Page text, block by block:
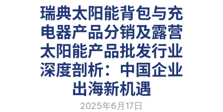
瑞典太阳能背包与充
电器产品分销及露营
太阳能产品批发行业
深度剖析：中国企业
出海新机遇
2025年6月17日